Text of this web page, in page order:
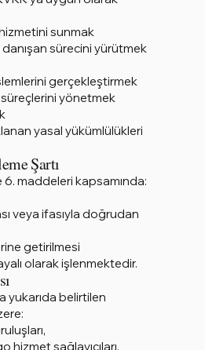
sunmak
sürecini yürütmek
gerçekleştirmek
yönetmek
yasal yükümlülükleri
Şartı
6. maddeleri kapsamında:
veya ifasıyla doğrudan
getirilmesi
olarak işlenmektedir.
yukarıda belirtilen
hizmet sağlayıcıları,